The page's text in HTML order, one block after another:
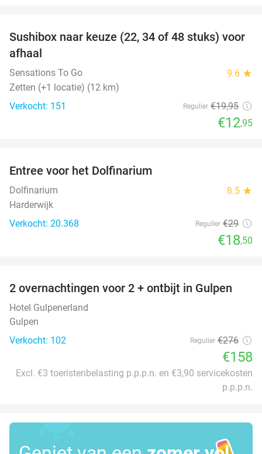
35%
Sushibox naar keuze (22, 34 of 48 stuks) voor
afhaal
Sensations To Go 9.6 star
Zetten (+1 locatie) (12 km)
Verkocht: 151
Regulier €19,95
€12,95
Entree voor het Dolfinarium
Dolfinarium 8.5 star
Harderwijk
Verkocht: 20.368
Regulier €29
€18,50
43%
2 overnachtingen voor 2 + ontbijt in Gulpen
Hotel Gulpenerland
Gulpen
Verkocht: 102
Regulier €276
€158
Excl. €3 toeristenbelasting p.p.p.n. en €3,90 servicekosten
p.p.p.n.